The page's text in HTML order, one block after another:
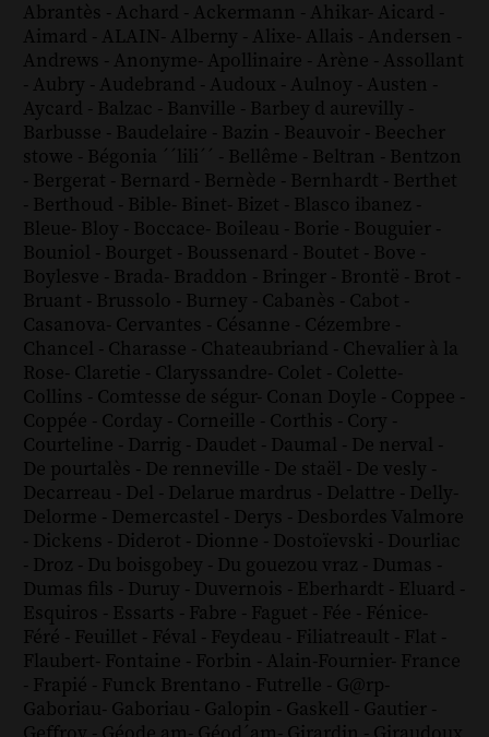
Abrantès - Achard - Ackermann - Ahikar- Aicard -
Aimard - ALAIN- Alberny - Alixe- Allais - Andersen -
Andrews - Anonyme- Apollinaire - Arène - Assollant
- Aubry - Audebrand - Audoux - Aulnoy - Austen -
Aycard - Balzac - Banville - Barbey d aurevilly -
Barbusse - Baudelaire - Bazin - Beauvoir - Beecher
stowe - Bégonia ´´lili´´ - Bellême - Beltran - Bentzon
- Bergerat - Bernard - Bernède - Bernhardt - Berthet
- Berthoud - Bible- Binet- Bizet - Blasco ibanez -
Bleue- Bloy - Boccace- Boileau - Borie - Bouguier -
Bouniol - Bourget - Boussenard - Boutet - Bove -
Boylesve - Brada- Braddon - Bringer - Brontë - Brot -
Bruant - Brussolo - Burney - Cabanès - Cabot -
Casanova- Cervantes - Césanne - Cézembre -
Chancel - Charasse - Chateaubriand - Chevalier à la
Rose- Claretie - Claryssandre- Colet - Colette-
Collins - Comtesse de ségur- Conan Doyle - Coppee -
Coppée - Corday - Corneille - Corthis - Cory -
Courteline - Darrig - Daudet - Daumal - De nerval -
De pourtalès - De renneville - De staël - De vesly -
Decarreau - Del - Delarue mardrus - Delattre - Delly-
Delorme - Demercastel - Derys - Desbordes Valmore
- Dickens - Diderot - Dionne - Dostoïevski - Dourliac
- Droz - Du boisgobey - Du gouezou vraz - Dumas -
Dumas fils - Duruy - Duvernois - Eberhardt - Eluard -
Esquiros - Essarts - Fabre - Faguet - Fée - Fénice-
Féré - Feuillet - Féval - Feydeau - Filiatreault - Flat -
Flaubert- Fontaine - Forbin - Alain-Fournier- France
- Frapié - Funck Brentano - Futrelle - G@rp-
Gaboriau- Gaboriau - Galopin - Gaskell - Gautier -